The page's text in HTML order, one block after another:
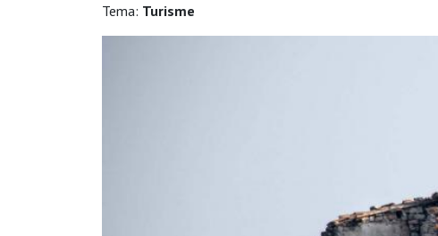
Tema: Turisme